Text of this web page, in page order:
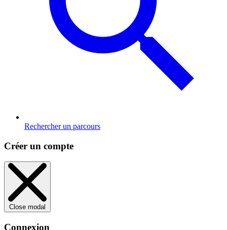
Rechercher un parcours
Créer un compte
Close modal
Connexion